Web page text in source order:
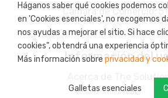
Háganos saber qué cookies podemos
en 'Cookies esenciales', no recogemos
nos ayudas a mejorar el sitio. Si hace
cookies", obtendrá una experiencia
Más información sobre privacidad y
Galletas esenciales
Cámara de Comercio:
Información del
Acerca de The
RSE